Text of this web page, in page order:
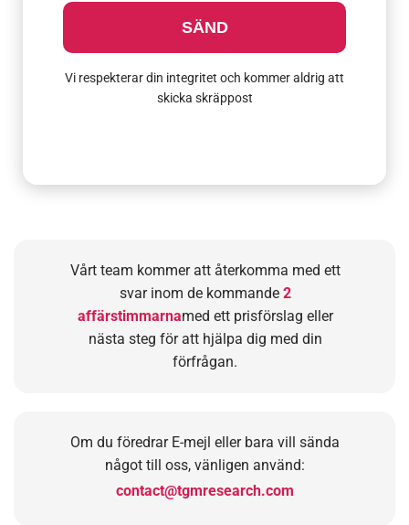
SÄND
Vi respekterar din integritet och kommer aldrig att
skicka skräppost
Vårt team kommer att återkomma med ett
svar inom de kommande 2
affärstimmarnamed ett prisförslag eller
nästa steg för att hjälpa dig med din
förfrågan.
Om du föredrar E-mejl eller bara vill sända
något till oss, vänligen använd:
contact@tgmresearch.com